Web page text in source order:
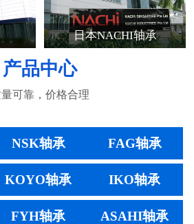
日本NACHI轴承
产品中心
量可靠，价格合理
NSK轴承 FAG轴承
KOYO轴承 IKO轴承
FYH轴承 ASAHI轴承